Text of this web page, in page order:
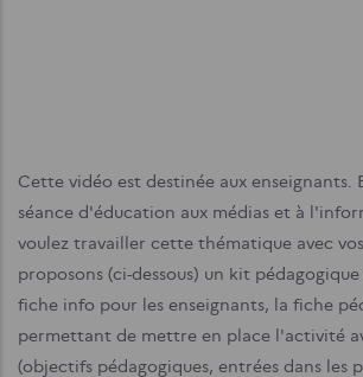
Cette vidéo est destinée aux enseignants.
séance d'éducation aux médias et à
voulez travailler cette thématique avec
proposons (ci-dessous) un kit
fiche info pour les enseignants, la fiche
permettant de mettre en place l'activité
(objectifs pédagogiques, entrées dans les